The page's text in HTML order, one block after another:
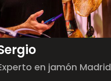
en jamón Madrid